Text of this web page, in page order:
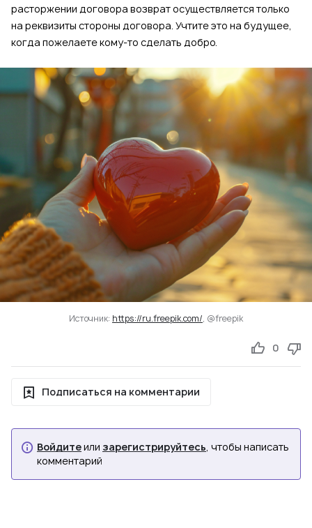
расторжении договора возврат осуществляется только
на реквизиты стороны договора. Учтите это на будущее,
когда пожелаете кому-то сделать добро.
Источник: https://ru.freepik.com/, @freepik
0
Подписаться на комментарии
Войдитеили зарегистрируйтесь, чтобы написать
комментарий